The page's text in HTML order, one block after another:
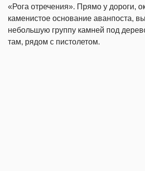
«Рога отречения». Прямо у дороги,
каменистое основание аванпоста,
небольшую группу камней под
там, рядом с пистолетом.